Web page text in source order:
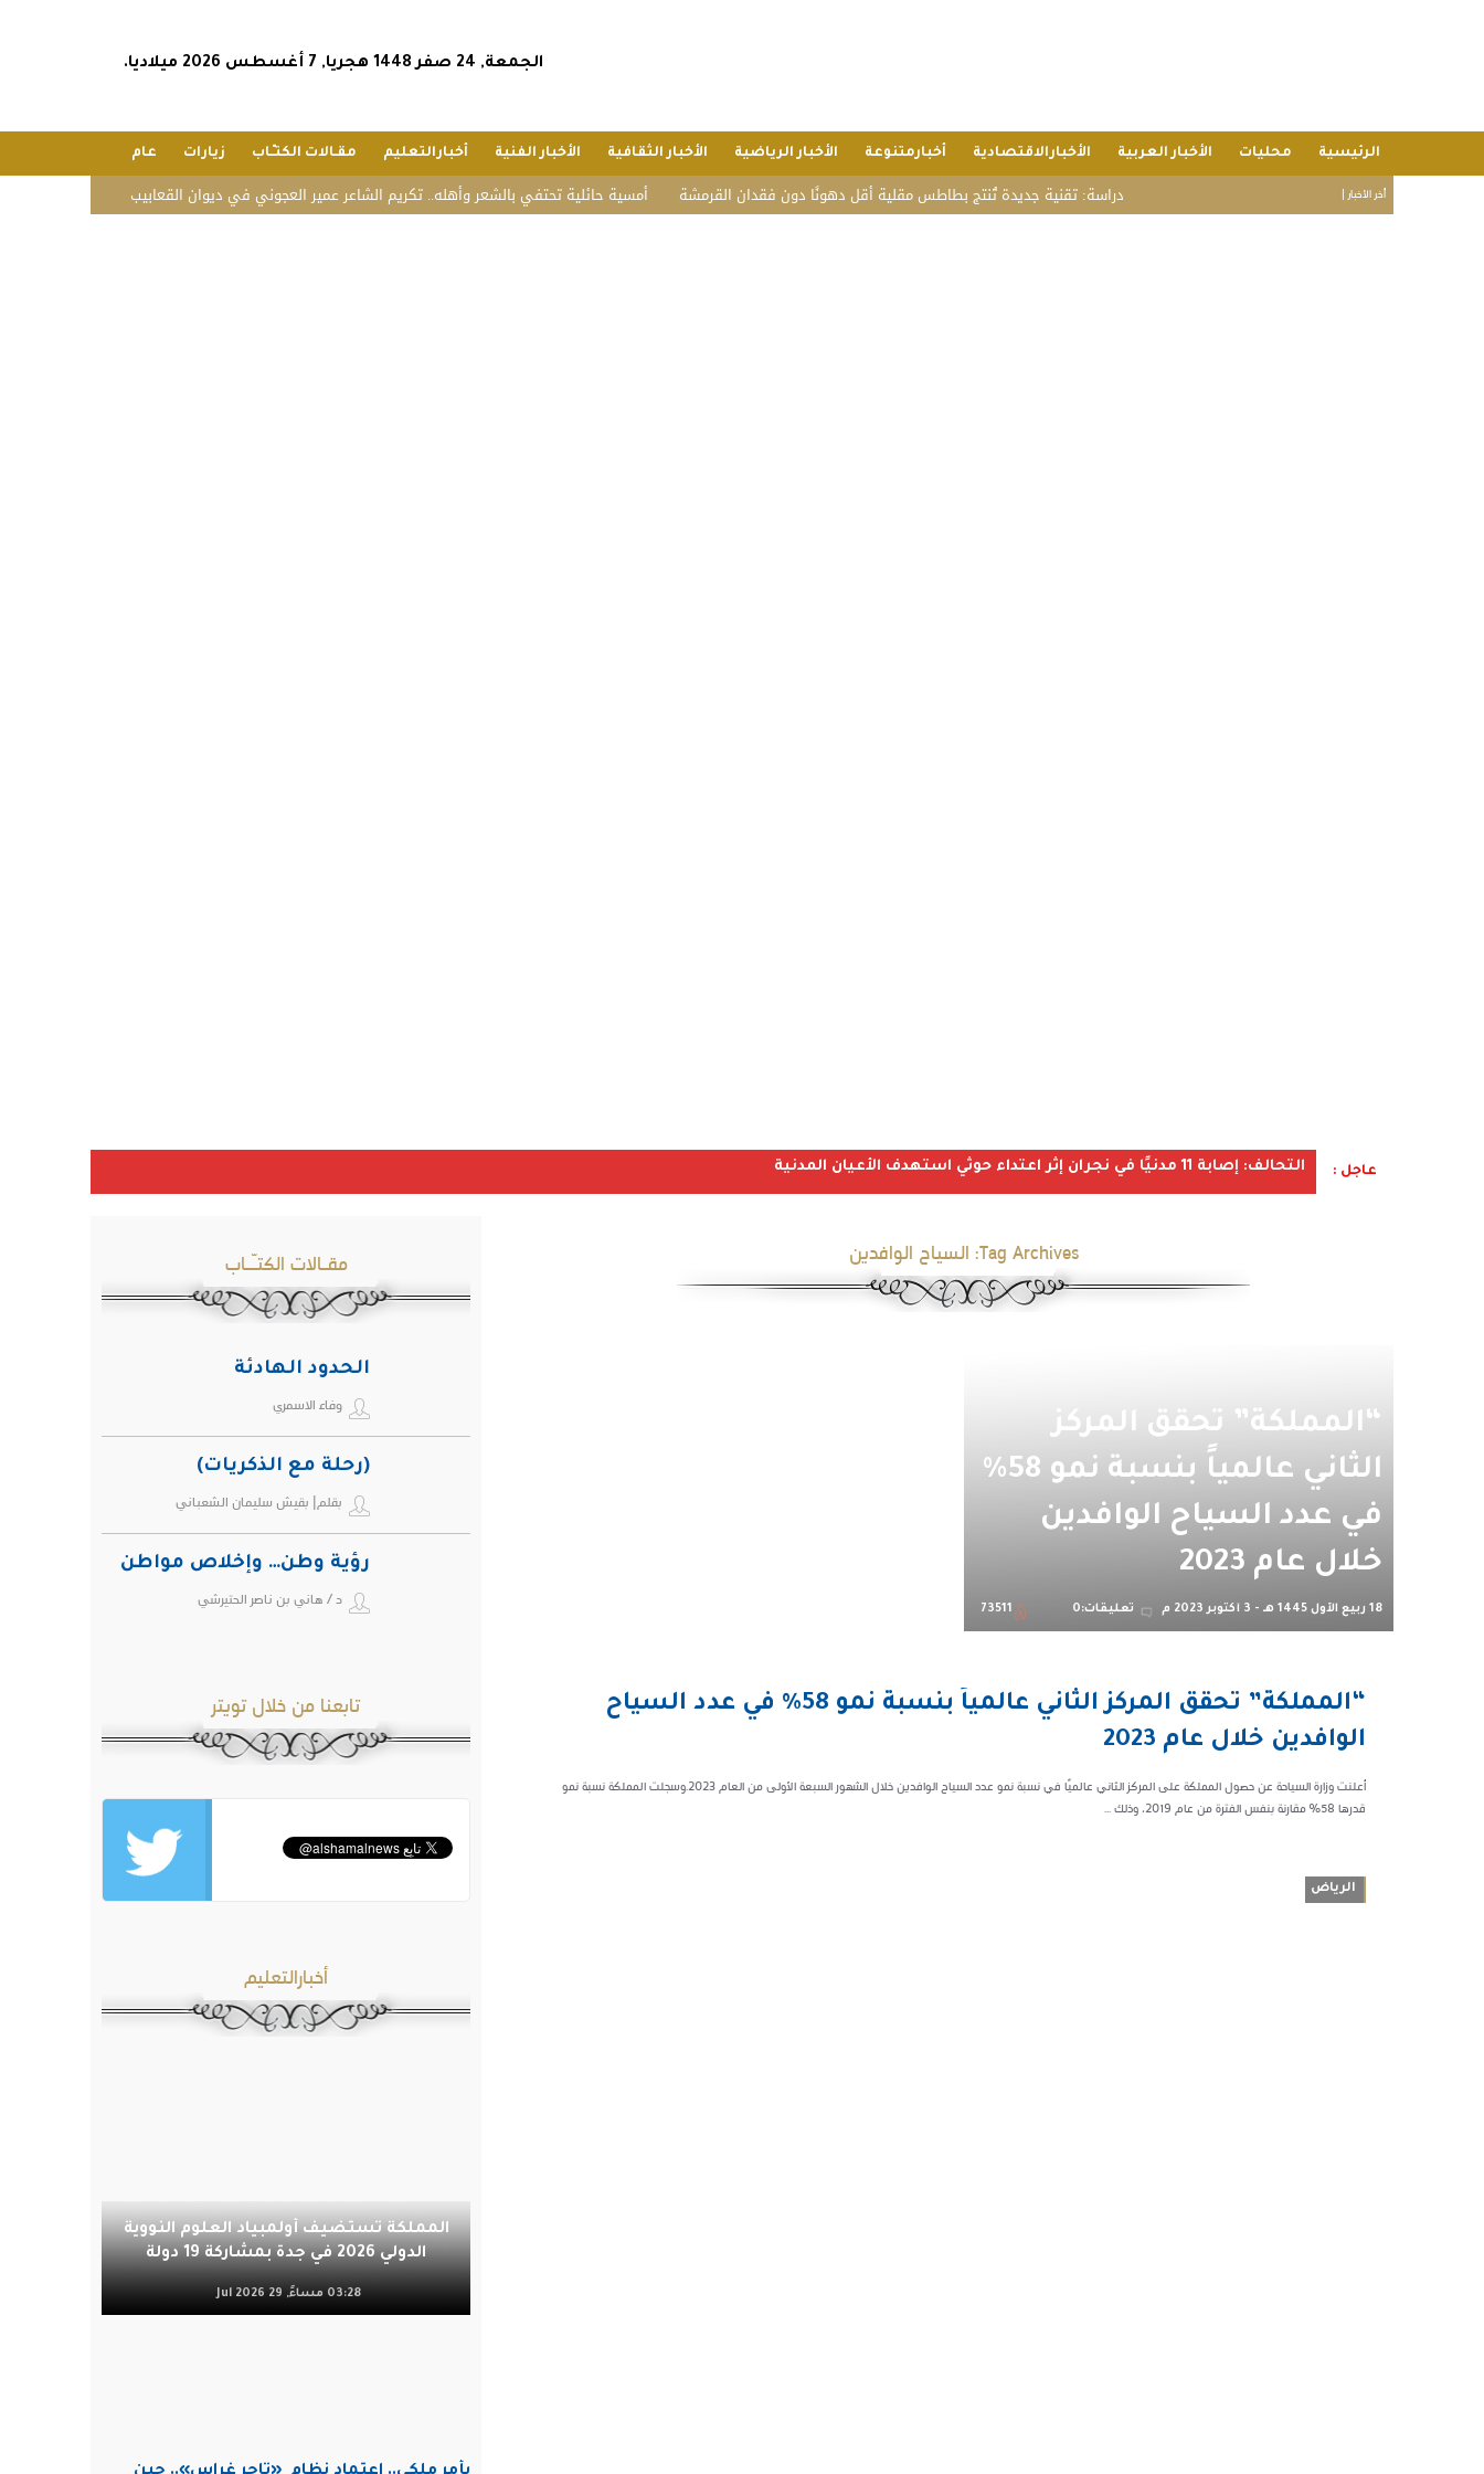
الجمعة, 24 صفر 1448 هجريا, 7 أغسطس 2026 ميلاديا.
الرئيسية محليات الأخبار العربية الأخبارالاقتصادية أخبارمتنوعة الأخبار الرياضية الأخبار الثقافية الأخبار الفنية أخبارالتعليم مقـالات الكتـّـاب زيارات عام
أخر الأخبار | الشؤون الإسلامية أمسية حائلية تحتفي بالشعر وأهله.. تكريم الشاعر عمير العجوني في ديوان القعابيب دراسة: تقنية جديدة تُنتج بطاطس مقلية أقل دهونًا دون فقدان القرمشة
عاجل : التحالف: إصابة 11 مدنيًا في نجران إثر اعتداء حوثي استهدف الأعيان المدنية
Tag Archives: السياح الوافدين
“المملكة” تحقق المركز
الثاني عالمياً بنسبة نمو 58%
في عدد السياح الوافدين
خلال عام 2023
18 ربيع الأول 1445 هـ - 3 أكتوبر 2023 م تعليقات:0 73511
“المملكة” تحقق المركز الثاني عالمياً بنسبة نمو 58% في عدد السياح
الوافدين خلال عام 2023
أعلنت وزارة السياحة عن حصول المملكة على المركز الثاني عالميًا في نسبة نمو عدد السياح الوافدين خلال الشهور السبعة الأولى من العام 2023.وسجلت المملكة نسبة نمو
قدرها 58% مقارنة بنفس الفترة من عام 2019، وذلك ...
الرياض
مقـالات الكتـّـاب
الحدود الهادئة
وفاء الاسمري
(رحلة مع الذكريات)
بقلم| بقيش سليمان الشعباني
رؤية وطن… وإخلاص مواطن
د / هاني بن ناصر الحتيرشي
تابعنا من خلال تويتر
أخبارالتعليم
المملكة تستضيف أولمبياد العلوم النووية
الدولي 2026 في جدة بمشاركة 19 دولة
03:28 مساءً, 29 Jul 2026